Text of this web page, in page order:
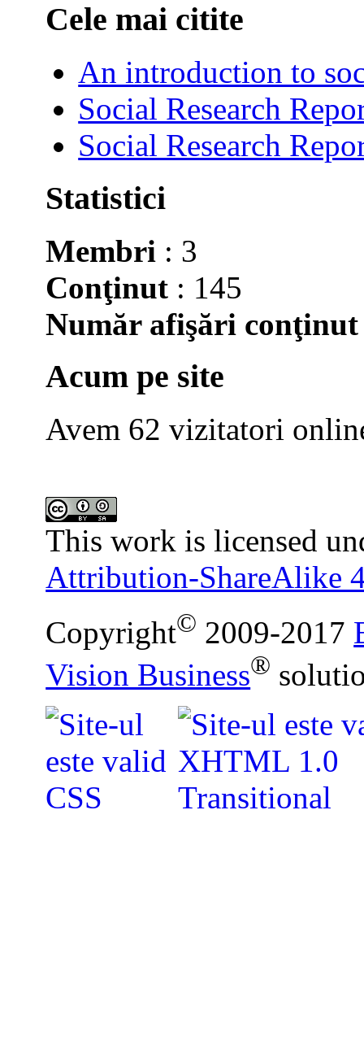
Cele mai citite
An introduction to
Social Research
Social Research
Statistici
Membri : 3
Conţinut : 145
Număr afişări conţinut
Acum pe site
Avem 62 vizitatori
This work is licensed
Attribution-ShareAlike
Copyright© 2009-2017
Vision Business®